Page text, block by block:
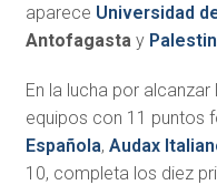
aparece Universidad
Antofagastay
En la lucha por
equipos con 11 puntos
Española, Audax
10, completa los diez